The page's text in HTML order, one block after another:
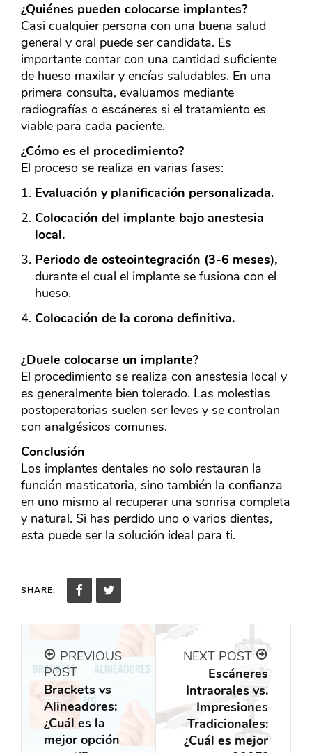
¿Quiénes pueden colocarse implantes?
Casi cualquier persona con una buena salud
general y oral puede ser candidata. Es
importante contar con una cantidad suficiente
de hueso maxilar y encías saludables. En una
primera consulta, evaluamos mediante
radiografías o escáneres si el tratamiento es
viable para cada paciente.
¿Cómo es el procedimiento?
El proceso se realiza en varias fases:
Evaluación y planificación personalizada.
Colocación del implante bajo anestesia
local.
Periodo de osteointegración (3-6 meses),
durante el cual el implante se fusiona con el
hueso.
Colocación de la corona definitiva.
¿Duele colocarse un implante?
El procedimiento se realiza con anestesia local y
es generalmente bien tolerado. Las molestias
postoperatorias suelen ser leves y se controlan
con analgésicos comunes.
Conclusión
Los implantes dentales no solo restauran la
función masticatoria, sino también la confianza
en uno mismo al recuperar una sonrisa completa
y natural. Si has perdido uno o varios dientes,
esta puede ser la solución ideal para ti.
SHARE:
PREVIOUS
POST
Brackets vs
Alineadores:
¿Cuál es la
mejor opción
NEXT POST
Escáneres
Intraorales vs.
Impresiones
Tradicionales:
¿Cuál es mejor